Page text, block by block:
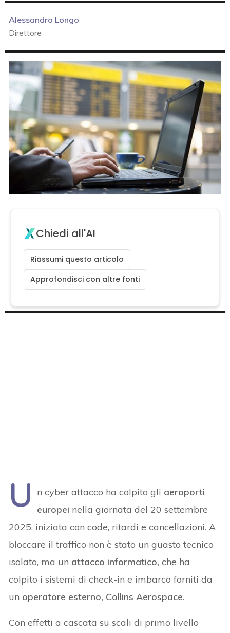
Alessandro Longo
Direttore
Chiedi all'AI
Riassumi questo articolo
Approfondisci con altre fonti
U n cyber attacco ha colpito gli aeroporti
europei nella giornata del 20 settembre
2025, iniziata con code, ritardi e cancellazioni. A
bloccare il traffico non è stato un guasto tecnico
isolato, ma un attacco informatico,che ha
colpito i sistemi di check-in e imbarco forniti da
un operatore esterno, Collins Aerospace.
Con effetti a cascata su scali di primo livello